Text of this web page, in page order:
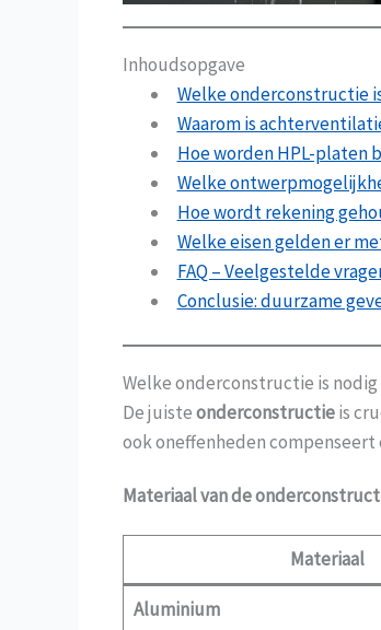
Inhoudsopgave
Welke onderconstructie
Waarom is
Hoe worden HPL-platen
Welke
Hoe wordt rekening
Welke eisen gelden er
FAQ – Veelgestelde
Conclusie: duurzame
Welke onderconstructie is
De juisteonderconstructieis
ook oneffenheden
Materiaal van de
Materiaal
Aluminium